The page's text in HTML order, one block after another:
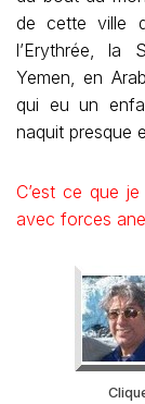
de cette ville
l’Erythrée, la
Yemen, en
qui eu un
naquit presque
C’est ce que
avec forces